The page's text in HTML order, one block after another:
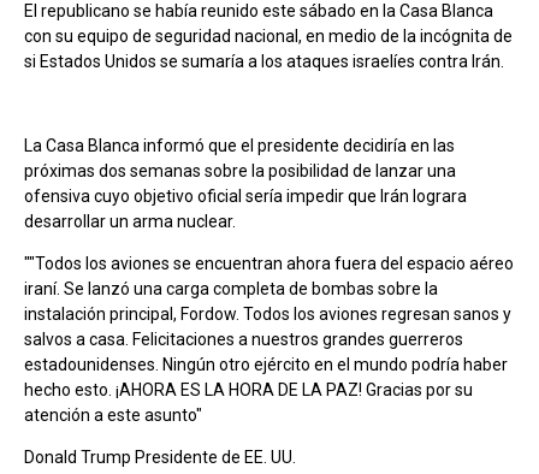
El republicano se había reunido este sábado en la Casa Blanca
con su equipo de seguridad nacional, en medio de la incógnita de
si Estados Unidos se sumaría a los ataques israelíes contra Irán.
La Casa Blanca informó que el presidente decidiría en las
próximas dos semanas sobre la posibilidad de lanzar una
ofensiva cuyo objetivo oficial sería impedir que Irán lograra
desarrollar un arma nuclear.
""Todos los aviones se encuentran ahora fuera del espacio aéreo
iraní. Se lanzó una carga completa de bombas sobre la
instalación principal, Fordow. Todos los aviones regresan sanos y
salvos a casa. Felicitaciones a nuestros grandes guerreros
estadounidenses. Ningún otro ejército en el mundo podría haber
hecho esto. ¡AHORA ES LA HORA DE LA PAZ! Gracias por su
atención a este asunto"
Donald Trump Presidente de EE. UU.